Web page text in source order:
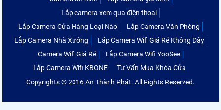
Lắp camera xem qua điện thoại
Lắp Camera Cửa Hàng Loại Nào
Lắp Camera Văn Phòng
Lắp Camera Nhà Xưởng
Lắp Camera Wifi Giá Rẻ Không Dây
Camera Wifi Giá Rẻ
Lắp Camera Wifi YooSee
Lắp Camera Wifi KBONE
Tư Vấn Mua Khóa Cửa
Copyrights © 2016 An Thành Phát. All Rights Reserved.